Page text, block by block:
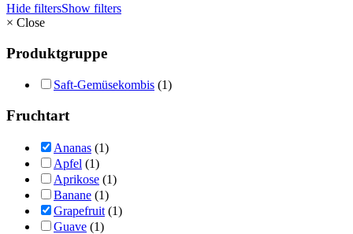
Hide filtersShow filters
× Close
Produktgruppe
Saft-Gemüsekombis (1)
Fruchtart
Ananas (1)
Apfel (1)
Aprikose (1)
Banane (1)
Grapefruit (1)
Guave (1)